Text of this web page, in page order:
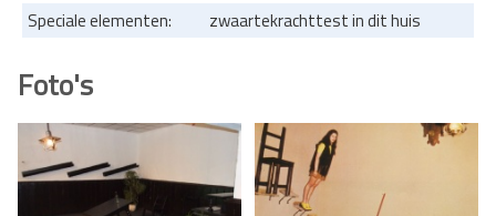
Speciale elementen:
zwaartekrachttest in dit huis
Foto's